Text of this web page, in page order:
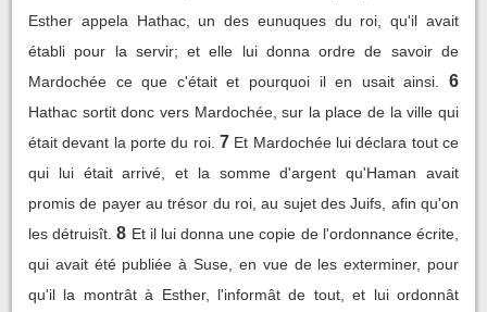
Esther appela Hathac, un des eunuques du roi, qu'il avait
établi pour la servir; et elle lui donna ordre de savoir de
Mardochée ce que c'était et pourquoi il en usait ainsi.
6
Hathac sortit donc vers Mardochée, sur la place de la ville qui
était devant la porte du roi. 7 Et Mardochée lui déclara tout ce
qui lui était arrivé, et la somme d'argent qu'Haman avait
promis de payer au trésor du roi, au sujet des Juifs, afin qu'on
les détruisît. 8 Et il lui donna une copie de l'ordonnance écrite,
qui avait été publiée à Suse, en vue de les exterminer, pour
qu'il la montrât à Esther, l'informât de tout, et lui ordonnât